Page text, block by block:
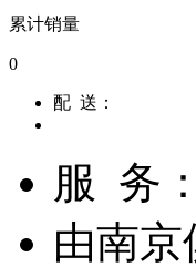
累计销量
0
配 送：
服 务：
由南京